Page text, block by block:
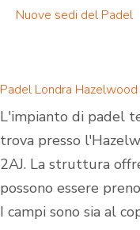
Nuove sedi del Padel
Padel Londra
L'impianto di padel
trova presso
2AJ. La struttura
possono essere
I campi sono sia al